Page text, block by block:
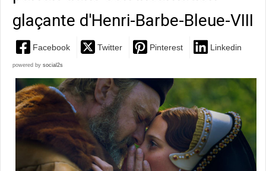
glaçante d'Henri-Barbe-Bleue-VIII
Facebook Twitter Pinterest Linkedin
powered by social2s